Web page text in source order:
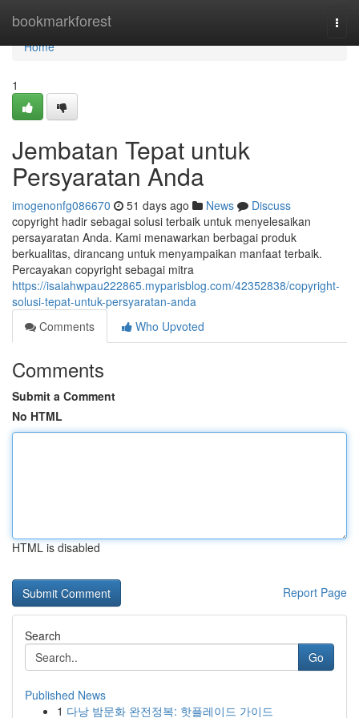
bookmarkforest
Home
Home
1
Jembatan Tepat untuk
Persyaratan Anda
imogenonfg086670 51 days ago News
Discuss
copyright hadir sebagai solusi terbaik untuk menyelesaikan
persayaratan Anda. Kami menawarkan berbagai produk
berkualitas, dirancang untuk menyampaikan manfaat terbaik.
Percayakan copyright sebagai mitra
https://isaiahwpau222865.myparisblog.com/42352838/copyright-
solusi-tepat-untuk-persyaratan-anda
Comments
Who Upvoted
Comments
Submit a Comment
No HTML
HTML is disabled
Report Page
Search
Go
Published News
1 다낭 밤문화 완전정복: 핫플레이드 가이드